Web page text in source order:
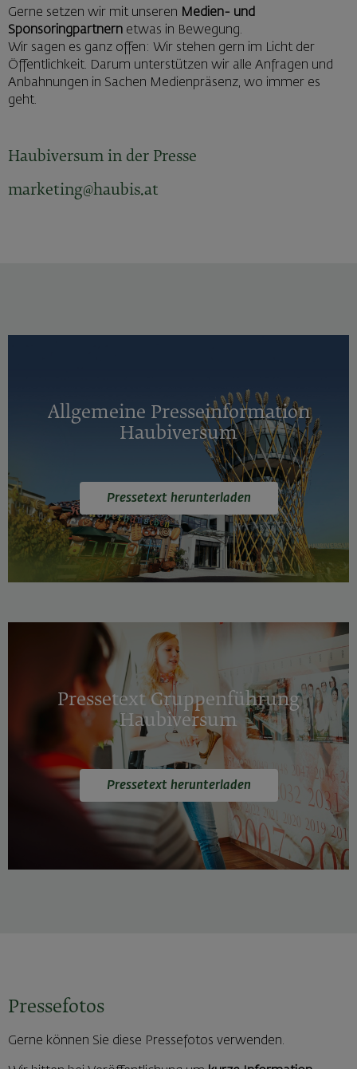
Gerne setzen wir mit unseren Medien- und
Sponsoringpartnern etwas in Bewegung.
Wir sagen es ganz offen: Wir stehen gern im Licht der
Öffentlichkeit. Darum unterstützen wir alle Anfragen und
Anbahnungen in Sachen Medienpräsenz, wo immer es
geht.
Haubiversum in der Presse
marketing@haubis.at
Allgemeine Presseinformation
Haubiversum
Pressetext herunterladen
Pressetext Gruppenführung
Haubiversum
Pressetext herunterladen
Pressefotos
Gerne können Sie diese Pressefotos verwenden.